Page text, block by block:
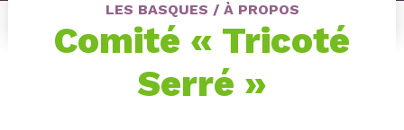
LES BASQUES / À PROPOS
Comité « Tricoté
Serré »